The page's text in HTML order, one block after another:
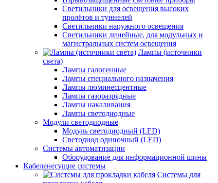
Светильники для освещения высоких
пролётов и туннелей
Светильники наружного освещения
Светильники линейные, для модульных и
магистральных систем освещения
Лампы (источники
света)
Лампы галогенные
Лампы специального назначения
Лампы люминесцентные
Лампы газоразрядные
Лампы накаливания
Лампы светодиодные
Модули светодиодные
Модуль светодиодный (LED)
Светодиод одиночный (LED)
Системы автоматизации
Оборудование для информационной шины
Кабеленесущие системы
Системы для